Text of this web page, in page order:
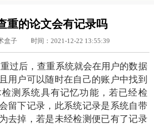
重的论文会有记录吗
盒子 时间：2021-12-22 13:55:39
过后，查重系统就会在用户的数据
用户可以随时在自己的账户中找到
测系统具有记忆功能，若已经检
留下记录，此系统记录是系统自带
去掉，若是未经检测便已有了记录